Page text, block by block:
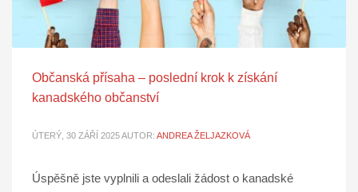
Občanská přísaha – poslední krok k získání
kanadského občanství
ÚTERÝ, 30 ZÁŘÍ 2025AUTOR: ANDREA ŽELJAZKOVÁ
Úspěšně jste vyplnili a odeslali žádost o kanadské